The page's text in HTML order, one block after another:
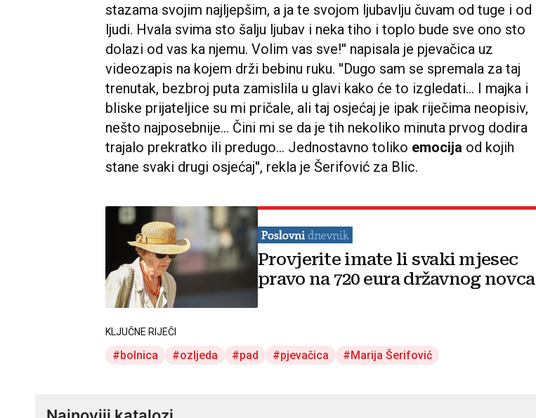
stazama svojim najljepšim, a ja te svojom ljubavlju čuvam od tuge i od
ljudi. Hvala svima sto šalju ljubav i neka tiho i toplo bude sve ono sto
dolazi od vas ka njemu. Volim vas sve!'' napisala je pjevačica uz
videozapis na kojem drži bebinu ruku. ''Dugo sam se spremala za taj
trenutak, bezbroj puta zamislila u glavi kako će to izgledati... I majka i
bliske prijateljice su mi pričale, ali taj osjećaj je ipak riječima neopisiv,
nešto najposebnije... Čini mi se da je tih nekoliko minuta prvog dodira
trajalo prekratko ili predugo... Jednostavno toliko emocija od kojih
stane svaki drugi osjećaj'', rekla je Šerifović za Blic.
Provjerite imate li svaki mjesec
pravo na 720 eura državnog novca
KLJUČNE RIJEČI
bolnica ozljeda pad pjevačica Marija Šerifović